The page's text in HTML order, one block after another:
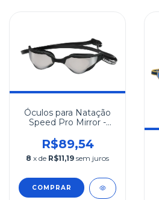
Óculos para Natação
Speed Pro Mirror -
R$89,54
8 x de R$11,19 sem juros
COMPRAR